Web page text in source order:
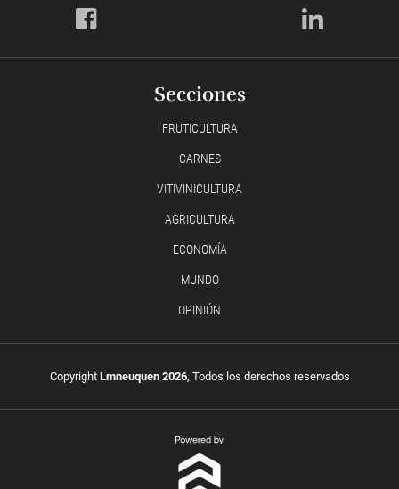
Secciones
FRUTICULTURA
CARNES
VITIVINICULTURA
AGRICULTURA
ECONOMÍA
MUNDO
OPINIÓN
Copyright Lmneuquen 2026, Todos los derechos reservados